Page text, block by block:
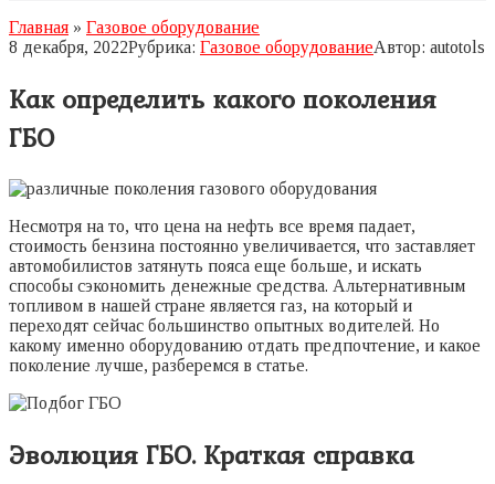
Главная » Газовое оборудование
8 декабря, 2022Рубрика: Газовое оборудованиеАвтор: autotols
Как определить какого поколения
ГБО
Несмотря на то, что цена на нефть все время падает,
стоимость бензина постоянно увеличивается, что заставляет
автомобилистов затянуть пояса еще больше, и искать
способы сэкономить денежные средства. Альтернативным
топливом в нашей стране является газ, на который и
переходят сейчас большинство опытных водителей. Но
какому именно оборудованию отдать предпочтение, и какое
поколение лучше, разберемся в статье.
Эволюция ГБО. Краткая справка